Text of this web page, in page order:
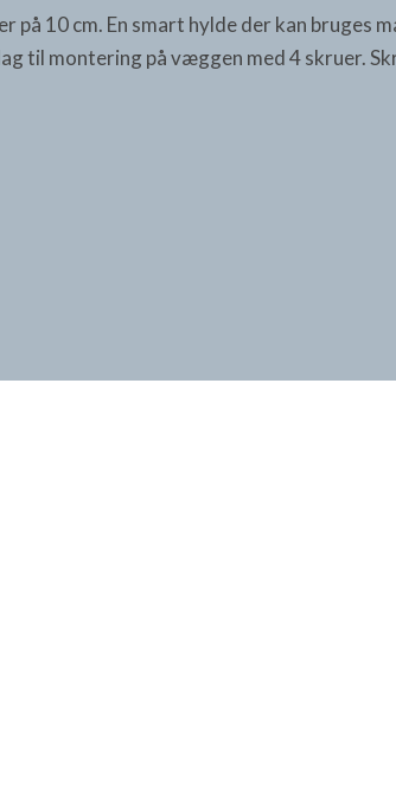
10 cm. En smart hylde der kan bruges
til montering på væggen med 4 skruer.